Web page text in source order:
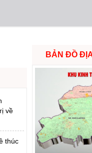
về
thúc
BẢN ĐỒ